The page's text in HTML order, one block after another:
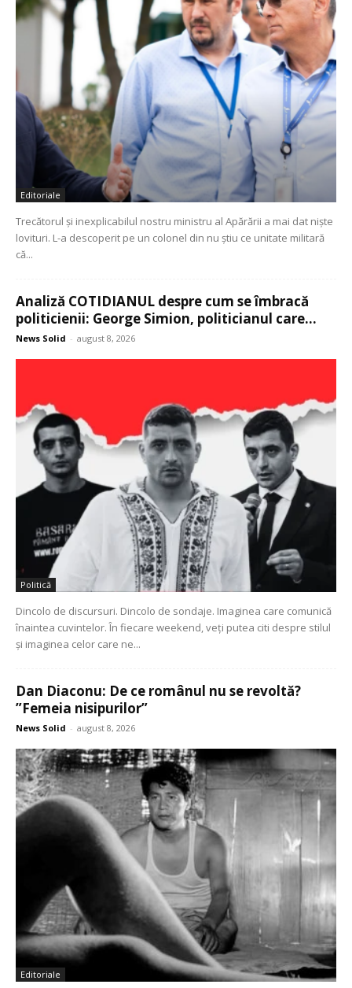
Editoriale
Trecătorul și inexplicabilul nostru ministru al Apărării a mai dat niște
lovituri. L-a descoperit pe un colonel din nu știu ce unitate militară
că...
Analiză COTIDIANUL despre cum se îmbracă
politicienii: George Simion, politicianul care...
News Solid - august 8, 2026
Politică
Dincolo de discursuri. Dincolo de sondaje. Imaginea care comunică
înaintea cuvintelor. În fiecare weekend, veți putea citi despre stilul
și imaginea celor care ne...
Dan Diaconu: De ce românul nu se revoltă?
”Femeia nisipurilor”
News Solid - august 8, 2026
Editoriale